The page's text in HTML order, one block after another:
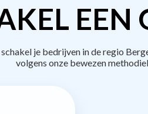
EEN
je bedrijven in de regio
volgens onze bewezen